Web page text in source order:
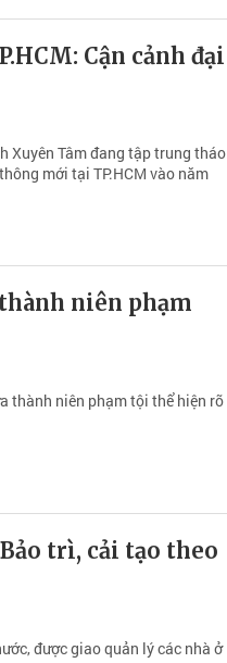
Cận cảnh đại
Xuyên Tâm đang tập trung tháo
mới tại TP.HCM vào năm
niên phạm
thành niên phạm tội thể hiện rõ
trì, cải tạo theo
được giao quản lý các nhà ở